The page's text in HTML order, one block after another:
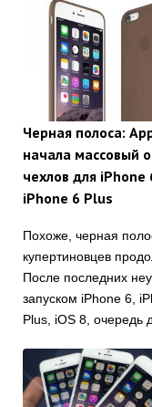
Черная полоса:
начала массовый
чехлов для iPhone
iPhone 6 Plus
Похоже, черная
купертиновцев
После последних
запуском iPhone 6,
Plus, iOS 8, очередь